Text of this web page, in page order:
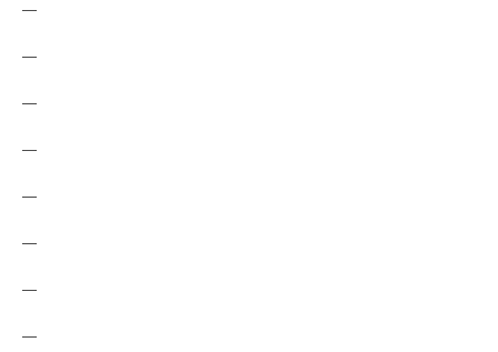
—
—
—
—
—
—
—
—